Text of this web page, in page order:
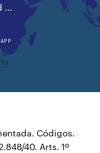
...
Códigos.
40. Arts. 1º